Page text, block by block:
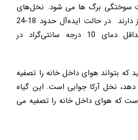
سوختگی برگ ها می شود. نخل‌های
آرکا به یک اتاق گرم نیاز دارند در حالت ایده‌آل حدود 18-24
درجه سانتی‌گراد، با حداقل دمای 10 درجه سانتی‌گراد در
که بتواند هوای داخل خانه را تصفیه
نخل آرکا جوابی است. این گیاه
که هوای داخل خانه را تصفیه می